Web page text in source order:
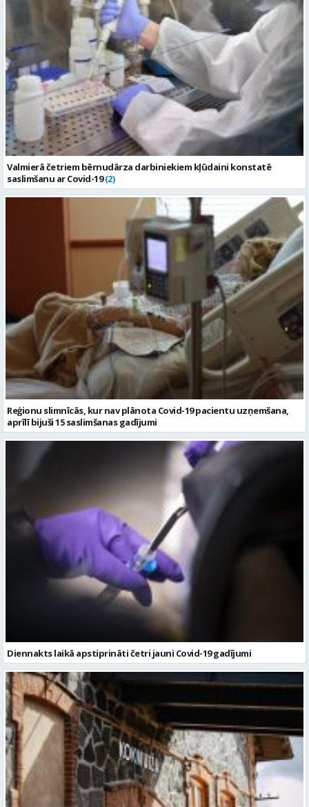
Valmierā četriem bērnudārza darbiniekiem kļūdaini konstatē
saslimšanu ar Covid-19 (2)
Reģionu slimnīcās, kur nav plānota Covid-19 pacientu uzņemšana,
aprīlī bijuši 15 saslimšanas gadījumi
Diennakts laikā apstiprināti četri jauni Covid-19 gadījumi